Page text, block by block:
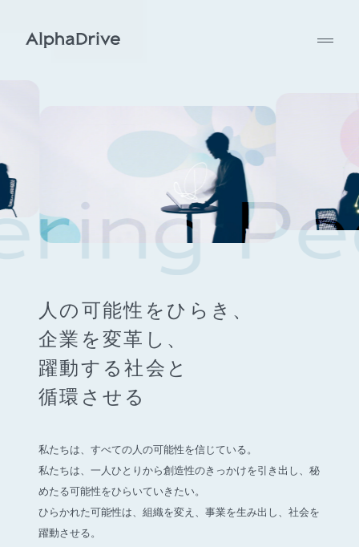
人の可能性をひらき、
企業を変革し、
躍動する社会と
循環させる
私たちは、すべての人の可能性を信じている。
私たちは、一人ひとりから創造性のきっかけを引き出し、 秘
めたる可能性をひらいていきたい。
ひらかれた可能性は、組織を変え、事業を生み出し、社会を
躍動させる。